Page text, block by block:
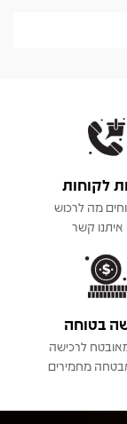
לקוחות
מה לרכוש
איתנו קשר
בטוחה
לרכישה
מחמירים